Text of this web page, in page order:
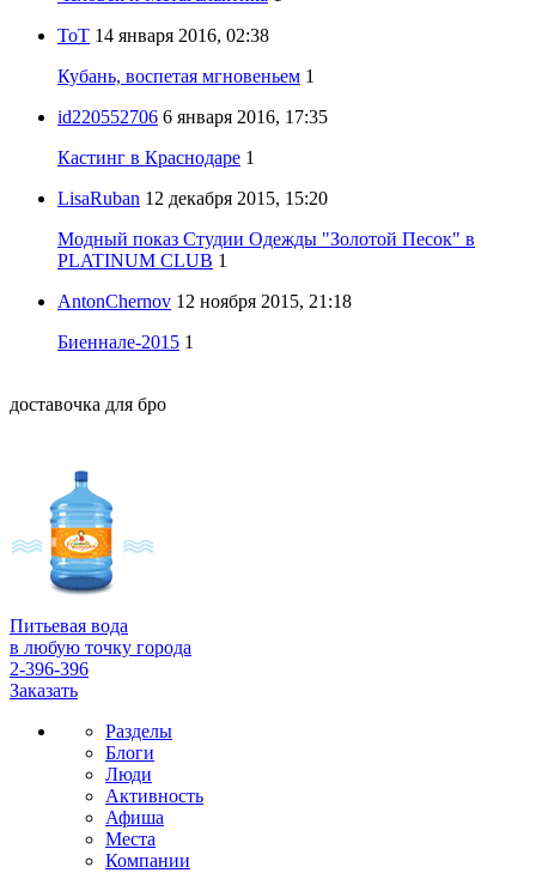
ToT 14 января 2016, 02:38
Кубань, воспетая мгновеньем 1
id220552706 6 января 2016, 17:35
Кастинг в Краснодаре 1
LisaRuban 12 декабря 2015, 15:20
Модный показ Студии Одежды "Золотой Песок" в
PLATINUM CLUB 1
AntonChernov 12 ноября 2015, 21:18
Биеннале-2015 1
доставочка для бро
Питьевая вода
в любую точку города
2-396-396
Заказать
Разделы
Блоги
Люди
Активность
Афиша
Места
Компании